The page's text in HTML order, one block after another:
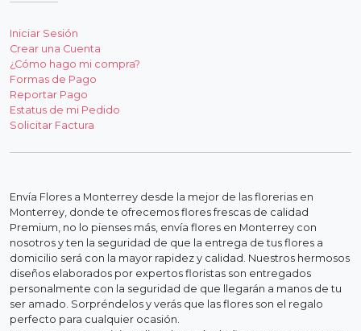
Iniciar Sesión
Crear una Cuenta
¿Cómo hago mi compra?
Formas de Pago
Reportar Pago
Estatus de mi Pedido
Solicitar Factura
Envía Flores a Monterrey desde la mejor de las florerias en
Monterrey, donde te ofrecemos flores frescas de calidad
Premium, no lo pienses más, envía flores en Monterrey con
nosotros y ten la seguridad de que la entrega de tus flores a
domicilio será con la mayor rapidez y calidad. Nuestros hermosos
diseños elaborados por expertos floristas son entregados
personalmente con la seguridad de que llegarán a manos de tu
ser amado. Sorpréndelos y verás que las flores son el regalo
perfecto para cualquier ocasión.